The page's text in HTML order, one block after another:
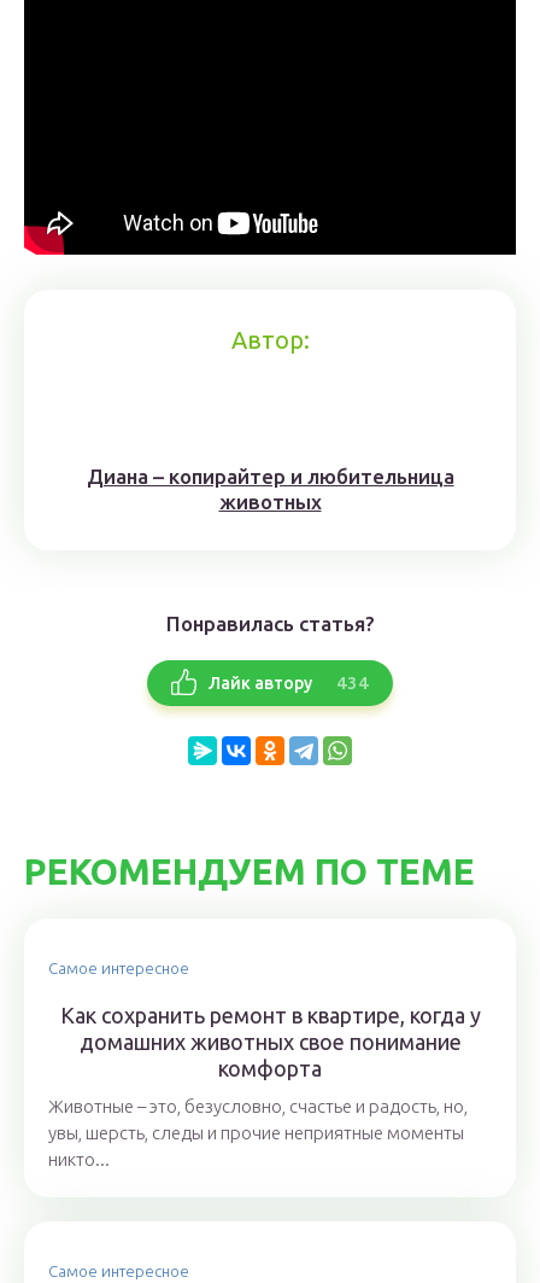
Автор:
Диана – копирайтер и любительница
животных
Понравилась статья?
Лайк автору 434
РЕКОМЕНДУЕМ ПО ТЕМЕ
Самое интересное
Как сохранить ремонт в квартире, когда у
домашних животных свое понимание
комфорта
Животные – это, безусловно, счастье и радость, но,
увы, шерсть, следы и прочие неприятные моменты
никто...
Самое интересное